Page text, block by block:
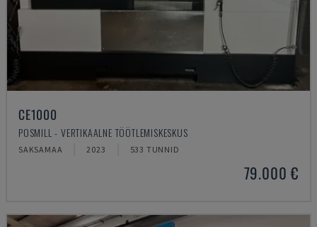
CE1000
POSMILL - VERTIKAALNE TÖÖTLEMISKESKUS
SAKSAMAA 2023 533 TUNNID
79.000 €